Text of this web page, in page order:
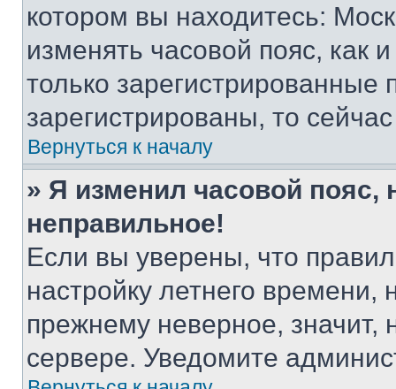
котором вы находитесь:
изменять часовой пояс, как
только
зарегистрированы, то
Вернуться к началу
» Я изменил часовой пояс,
неправильное!
Если вы уверены, что
настройку летнего
прежнему неверное, значит,
сервере. Уведомите